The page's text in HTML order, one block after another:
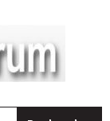
.Wewe